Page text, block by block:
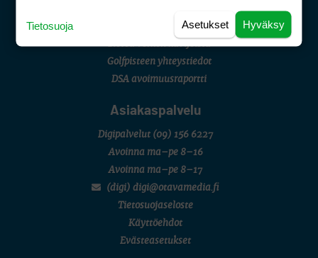
Mediahinnasto
Golfpisteen yhteystiedot
DSA avoimuusraportti
Asiakaspalvelu
Digipalvelut (09) 156 6227
Avoinna ma–pe 8–16
Avoinna ma–pe 8–17
(digi) digi@otavamedia.fi
Tietosuojaseloste
Käyttöehdot
Evästeasetukset
Hyväksy
Asetukset
Tietosuoja